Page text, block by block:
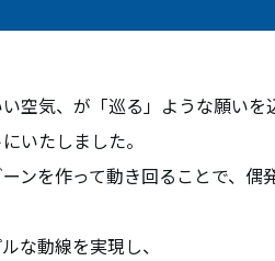
COLUMN
FAQ よくあるご質
空気、が「巡る」ような願いを
いたしました。
ンを作って動き回ることで、偶
な動線を実現し、